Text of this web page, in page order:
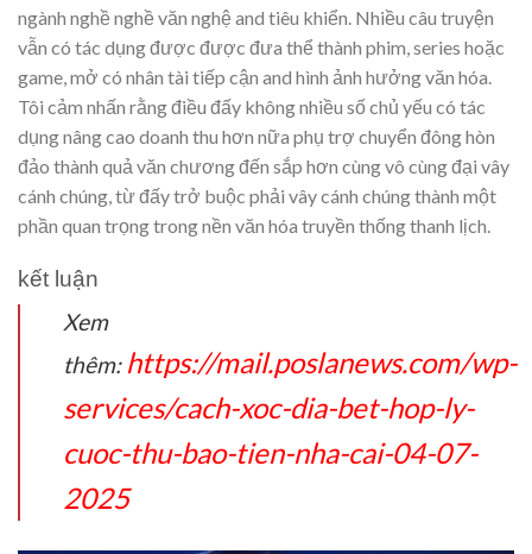
ngành nghề nghề văn nghệ and tiêu khiển. Nhiều câu truyện
vẫn có tác dụng được được đưa thể thành phim, series hoặc
game, mở có nhân tài tiếp cận and hình ảnh hưởng văn hóa.
Tôi cảm nhấn rằng điều đấy không nhiều số chủ yếu có tác
dụng nâng cao doanh thu hơn nữa phụ trợ chuyển đông hòn
đảo thành quả văn chương đến sắp hơn cùng vô cùng đại vây
cánh chúng, từ đấy trở buộc phải vây cánh chúng thành một
phần quan trọng trong nền văn hóa truyền thống thanh lịch.
kết luận
Xem
thêm: https://mail.poslanews.com/wp-
services/cach-xoc-dia-bet-hop-ly-
cuoc-thu-bao-tien-nha-cai-04-07-
2025